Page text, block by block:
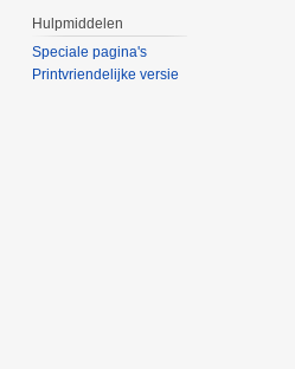
Hulpmiddelen
Speciale pagina's
Printvriendelijke versie